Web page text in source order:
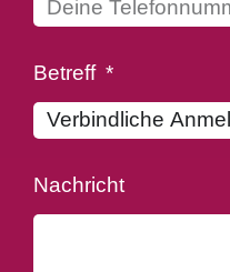
Betreff
Nachricht